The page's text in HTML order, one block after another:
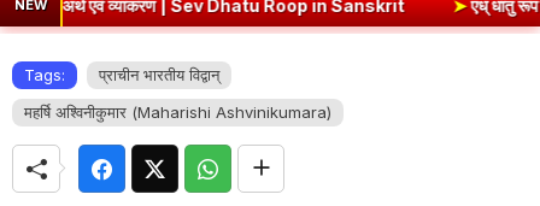
NEW
एवं व्याकरण | Sev Dhatu Roop in Sanskrit ➤एध् धातु रूप - १०
Tags:
प्राचीन भारतीय विद्वान्
महर्षि अश्विनीकुमार (Maharishi Ashvinikumara)